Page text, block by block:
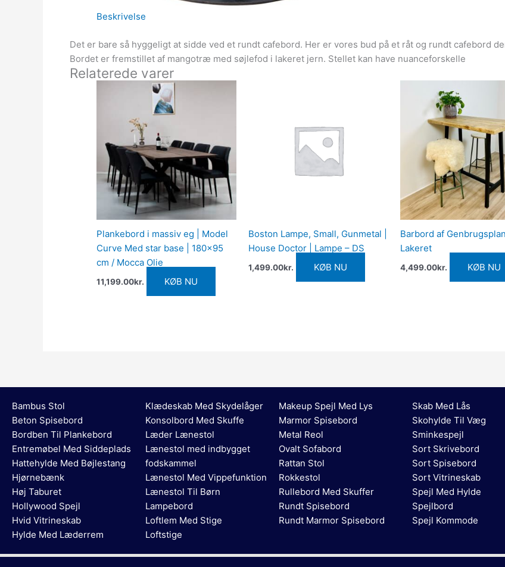
Beskrivelse
Det er bare så hyggeligt at sidde ved et rundt cafebord. Her er vores bud på et råt og rundt cafebord
Bordet er fremstillet af mangotræ med søjlefod i lakeret jern. Stellet kan have nuanceforskelle
Relaterede varer
Plankebord i massiv eg | Model
Curve Med star base | 180×95
cm / Mocca Olie
11,199.00kr. KØB NU
Boston Lampe, Small, Gunmetal |
House Doctor | Lampe – DS
1,499.00kr. KØB NU
Barbord af
Lakeret
4,499.00kr. KØB NU
Bambus Stol
Beton Spisebord
Bordben Til Plankebord
Entremøbel Med Siddeplads
Hattehylde Med Bøjlestang
Hjørnebænk
Høj Taburet
Hollywood Spejl
Hvid Vitrineskab
Hylde Med Læderrem
Klædeskab Med Skydelåger
Konsolbord Med Skuffe
Læder Lænestol
Lænestol med indbygget
fodskammel
Lænestol Med Vippefunktion
Lænestol Til Børn
Lampebord
Loftlem Med Stige
Loftstige
Makeup Spejl Med Lys
Marmor Spisebord
Metal Reol
Ovalt Sofabord
Rattan Stol
Rokkestol
Rullebord Med Skuffer
Rundt Spisebord
Rundt Marmor Spisebord
Skab Med Lås
Skohylde Til Væg
Sminkespejl
Sort Skrivebord
Sort Spisebord
Sort Vitrineskab
Spejl Med Hylde
Spejlbord
Spejl Kommode